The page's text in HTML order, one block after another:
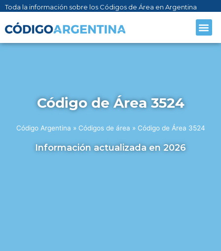
Toda la información sobre los Códigos de Área en Argentina
Código de Área 3524
Código Argentina » Códigos de área » Código de Área 3524
Información actualizada en 2026